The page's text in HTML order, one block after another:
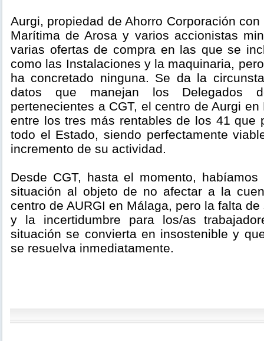
Aurgi, propiedad de Ahorro Corporación
Marítima de Arosa y varios accionistas
varias ofertas de compra en las que se
como las Instalaciones y la maquinaria,
ha concretado ninguna. Se da la
datos que manejan los Delegados
pertenecientes a CGT, el centro de Aurgi
entre los tres más rentables de los 41 que
todo el Estado, siendo perfectamente
incremento de su actividad.
Desde CGT, hasta el momento,
situación al objeto de no afectar a la
centro de AURGI en Málaga, pero la falta
y la incertidumbre para los/as
situación se convierta en insostenible y
se resuelva inmediatamente.